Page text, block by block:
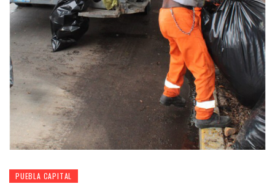
PUEBLA CAPITAL